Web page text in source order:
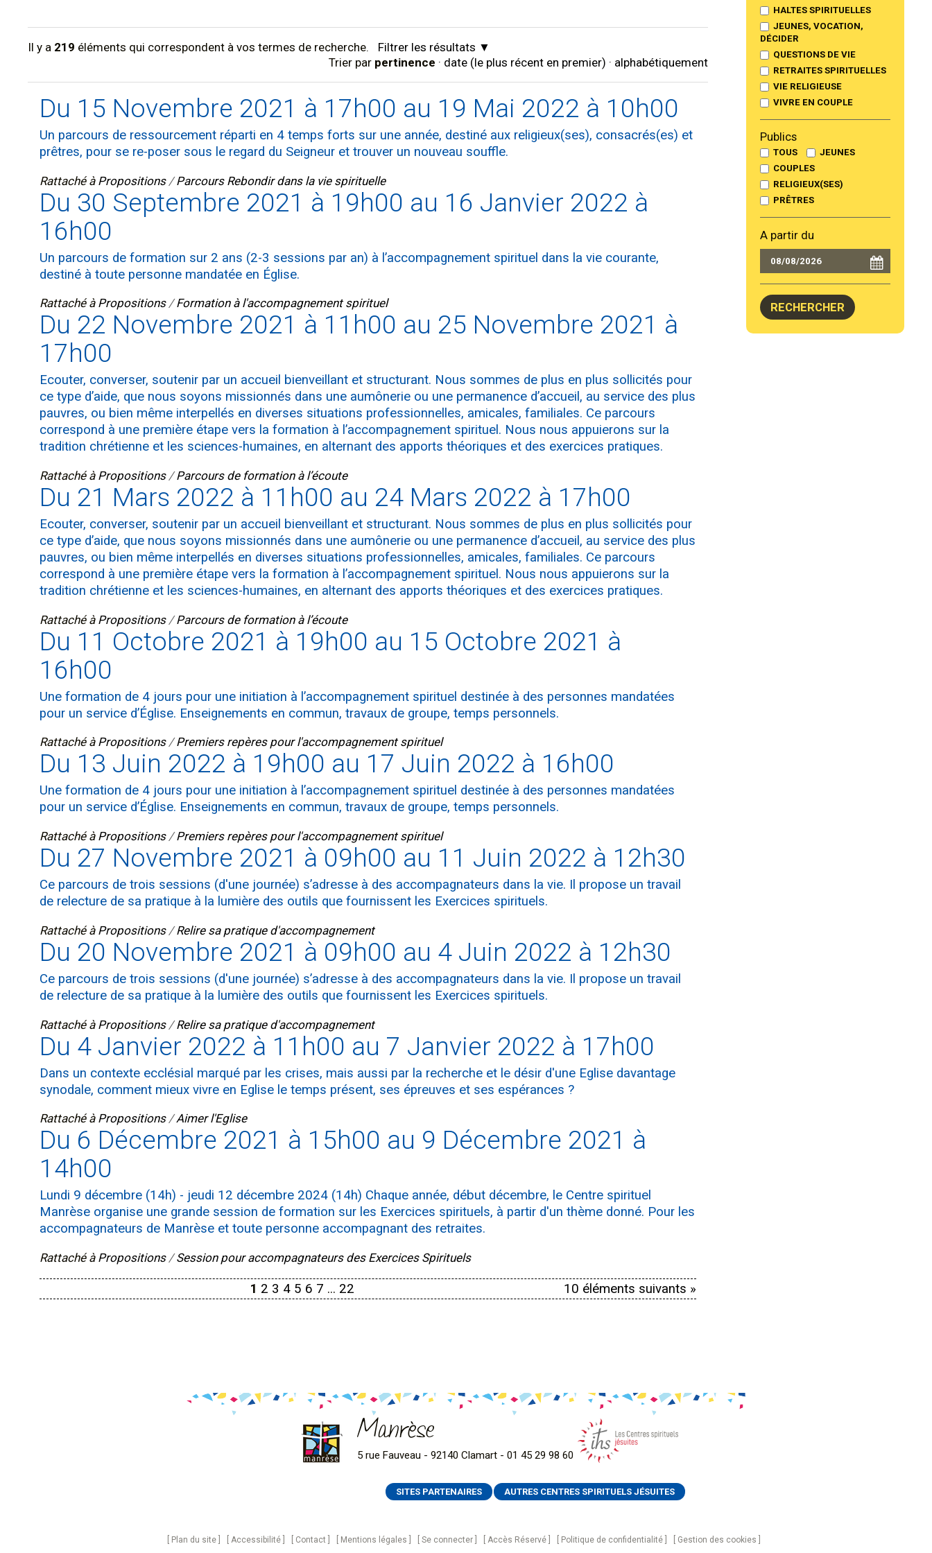
Il y a 219 éléments qui correspondent à vos termes de recherche.
Filtrer les résultats
Trier par pertinence · date (le plus récent en premier) · alphabétiquement
Du 15 Novembre 2021 à 17h00 au 19 Mai 2022 à 10h00
Un parcours de ressourcement réparti en 4 temps forts sur une année, destiné aux religieux(ses), consacrés(es) et
prêtres, pour se re-poser sous le regard du Seigneur et trouver un nouveau souffle.
Rattaché à Propositions /Parcours Rebondir dans la vie spirituelle
Du 30 Septembre 2021 à 19h00 au 16 Janvier 2022 à
16h00
Un parcours de formation sur 2 ans (2-3 sessions par an) à l’accompagnement spirituel dans la vie courante,
destiné à toute personne mandatée en Église.
Rattaché à Propositions /Formation à l'accompagnement spirituel
Du 22 Novembre 2021 à 11h00 au 25 Novembre 2021 à
17h00
Ecouter, converser, soutenir par un accueil bienveillant et structurant. Nous sommes de plus en plus sollicités pour
ce type d’aide, que nous soyons missionnés dans une aumônerie ou une permanence d’accueil, au service des plus
pauvres, ou bien même interpellés en diverses situations professionnelles, amicales, familiales. Ce parcours
correspond à une première étape vers la formation à l’accompagnement spirituel. Nous nous appuierons sur la
tradition chrétienne et les sciences-humaines, en alternant des apports théoriques et des exercices pratiques.
Rattaché à Propositions /Parcours de formation à l’écoute
Du 21 Mars 2022 à 11h00 au 24 Mars 2022 à 17h00
Ecouter, converser, soutenir par un accueil bienveillant et structurant. Nous sommes de plus en plus sollicités pour
ce type d’aide, que nous soyons missionnés dans une aumônerie ou une permanence d’accueil, au service des plus
pauvres, ou bien même interpellés en diverses situations professionnelles, amicales, familiales. Ce parcours
correspond à une première étape vers la formation à l’accompagnement spirituel. Nous nous appuierons sur la
tradition chrétienne et les sciences-humaines, en alternant des apports théoriques et des exercices pratiques.
Rattaché à Propositions /Parcours de formation à l’écoute
Du 11 Octobre 2021 à 19h00 au 15 Octobre 2021 à
16h00
Une formation de 4 jours pour une initiation à l’accompagnement spirituel destinée à des personnes mandatées
pour un service d’Église. Enseignements en commun, travaux de groupe, temps personnels.
Rattaché à Propositions /Premiers repères pour l'accompagnement spirituel
Du 13 Juin 2022 à 19h00 au 17 Juin 2022 à 16h00
Une formation de 4 jours pour une initiation à l’accompagnement spirituel destinée à des personnes mandatées
pour un service d’Église. Enseignements en commun, travaux de groupe, temps personnels.
Rattaché à Propositions /Premiers repères pour l'accompagnement spirituel
Du 27 Novembre 2021 à 09h00 au 11 Juin 2022 à 12h30
Ce parcours de trois sessions (d'une journée) s’adresse à des accompagnateurs dans la vie. Il propose un travail
de relecture de sa pratique à la lumière des outils que fournissent les Exercices spirituels.
Rattaché à Propositions /Relire sa pratique d'accompagnement
Du 20 Novembre 2021 à 09h00 au 4 Juin 2022 à 12h30
Ce parcours de trois sessions (d'une journée) s’adresse à des accompagnateurs dans la vie. Il propose un travail
de relecture de sa pratique à la lumière des outils que fournissent les Exercices spirituels.
Rattaché à Propositions /Relire sa pratique d'accompagnement
Du 4 Janvier 2022 à 11h00 au 7 Janvier 2022 à 17h00
Dans un contexte ecclésial marqué par les crises, mais aussi par la recherche et le désir d'une Eglise davantage
synodale, comment mieux vivre en Eglise le temps présent, ses épreuves et ses espérances ?
Rattaché à Propositions /Aimer l'Eglise
Du 6 Décembre 2021 à 15h00 au 9 Décembre 2021 à
14h00
Lundi 9 décembre (14h) - jeudi 12 décembre 2024 (14h) Chaque année, début décembre, le Centre spirituel
Manrèse organise une grande session de formation sur les Exercices spirituels, à partir d'un thème donné. Pour les
accompagnateurs de Manrèse et toute personne accompagnant des retraites.
Rattaché à Propositions /Session pour accompagnateurs des Exercices Spirituels
10 éléments suivants »
1 2 3 4 5 6 7 ... 22
HALTES SPIRITUELLES
JEUNES, VOCATION,
DÉCIDER
QUESTIONS DE VIE
RETRAITES SPIRITUELLES
VIE RELIGIEUSE
VIVRE EN COUPLE
Publics
TOUS
JEUNES
COUPLES
RELIGIEUX(SES)
PRÊTRES
A partir du
Manrèse
5 rue Fauveau - 92140 Clamart - 01 45 29 98 60
SITES PARTENAIRES AUTRES CENTRES SPIRITUELS JÉSUITES
Plan du site Accessibilité Contact Mentions légales Se connecter Accès Réservé Politique de confidentialité Gestion des cookies